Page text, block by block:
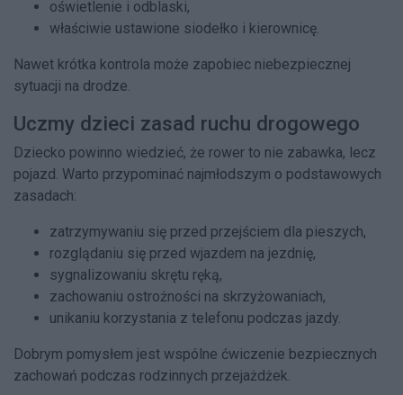
oświetlenie i odblaski,
właściwie ustawione siodełko i kierownicę.
Nawet krótka kontrola może zapobiec niebezpiecznej
sytuacji na drodze.
Uczmy dzieci zasad ruchu drogowego
Dziecko powinno wiedzieć, że rower to nie zabawka, lecz
pojazd. Warto przypominać najmłodszym o podstawowych
zasadach:
zatrzymywaniu się przed przejściem dla pieszych,
rozglądaniu się przed wjazdem na jezdnię,
sygnalizowaniu skrętu ręką,
zachowaniu ostrożności na skrzyżowaniach,
unikaniu korzystania z telefonu podczas jazdy.
Dobrym pomysłem jest wspólne ćwiczenie bezpiecznych
zachowań podczas rodzinnych przejażdżek.